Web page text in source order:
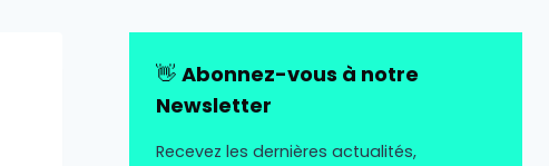
👋 Abonnez-vous à notre
Newsletter
Recevez les dernières actualités,